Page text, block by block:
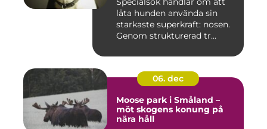
låta hunden använda sin
starkaste superkraft: nosen.
Genom strukturerad tr...
06. dec
Moose park i Småland –
möt skogens konung på
nära håll